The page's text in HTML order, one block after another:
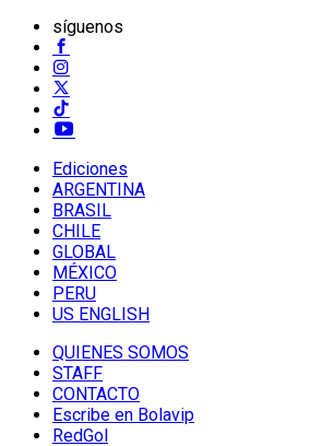
síguenos
Ediciones
ARGENTINA
BRASIL
CHILE
GLOBAL
MÉXICO
PERU
US ENGLISH
QUIENES SOMOS
STAFF
CONTACTO
Escribe en Bolavip
RedGol